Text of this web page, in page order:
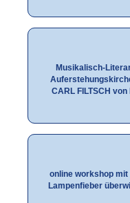
Musikalisch-
CARL FILTSCH
online workshop mit
Lampenfieber